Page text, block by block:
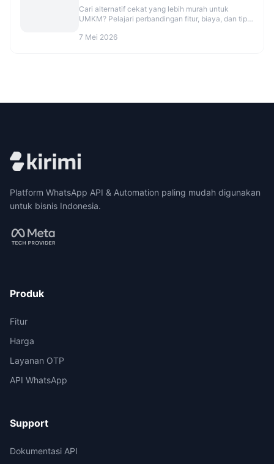
Cari alternatif cekat yang lebih murah untuk
UMKM? Pelajari perbandingan fitur, biaya, dan tips
7 Mei 2026
Platform WhatsApp API & Automation paling mudah digunakan
untuk bisnis Indonesia.
Produk
Fitur
Harga
Layanan OTP
API WhatsApp
Support
Dokumentasi API